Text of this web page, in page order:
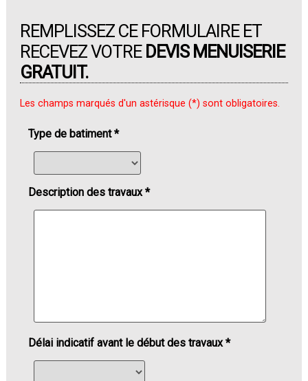
REMPLISSEZ CE FORMULAIRE ET
RECEVEZ VOTRE DEVIS MENUISERIE
GRATUIT.
Les champs marqués d'un astérisque (*) sont obligatoires.
Type de batiment *
Description des travaux *
Délai indicatif avant le début des travaux *